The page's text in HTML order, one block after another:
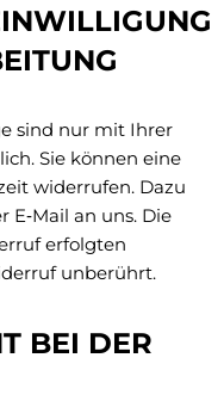
sind nur mit Ihrer
Sie können eine
widerrufen. Dazu
an uns. Die
erfolgten
unberührt.
BEI DER